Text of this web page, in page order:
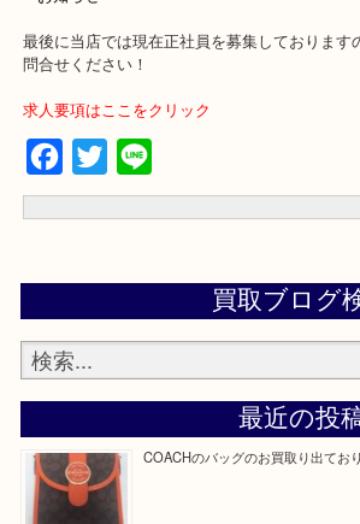
---お知らせ---
最後に当店では現在正社員を募集しており
問合せください！
求人要項はここをクリック
Facebook
Twitter